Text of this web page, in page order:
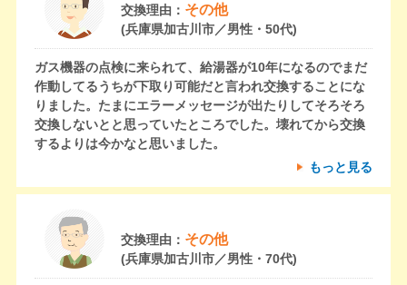
交換理由： その他
(兵庫県加古川市／男性・50代)
ガス機器の点検に来られて、給湯器が10年になるのでまだ
作動してるうちが下取り可能だと言われ交換することにな
りました。たまにエラーメッセージが出たりしてそろそろ
交換しないとと思っていたところでした。壊れてから交換
するよりは今かなと思いました。
もっと見る
交換理由： その他
(兵庫県加古川市／男性・70代)